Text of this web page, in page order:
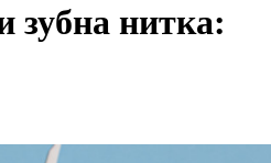
зубна нитка: